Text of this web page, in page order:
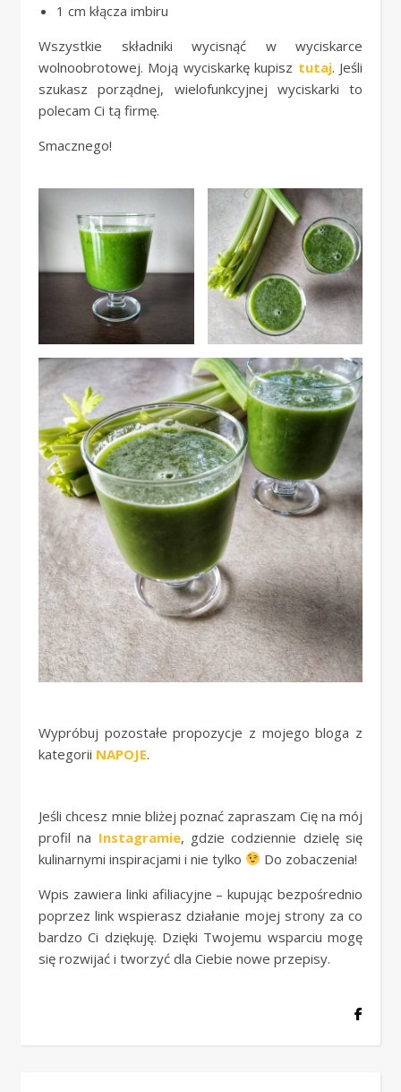
1 cm kłącza imbiru
Wszystkie składniki wycisnąć w wyciskarce
wolnoobrotowej. Moją wyciskarkę kupisz tutaj. Jeśli
szukasz porządnej, wielofunkcyjnej wyciskarki to
polecam Ci tą firmę.
Smacznego!
Wypróbuj pozostałe propozycje z mojego bloga z
kategorii NAPOJE.
Jeśli chcesz mnie bliżej poznać zapraszam Cię na mój
profil na Instagramie, gdzie codziennie dzielę się
kulinarnymi inspiracjami i nie tylko
Do zobaczenia!
Wpis zawiera linki afiliacyjne – kupując bezpośrednio
poprzez link wspierasz działanie mojej strony za co
bardzo Ci dziękuję. Dzięki Twojemu wsparciu mogę
się rozwijać i tworzyć dla Ciebie nowe przepisy.